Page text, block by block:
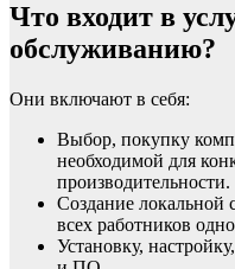
Что входит в
обслуживанию?
Они включают в себя:
Выбор, покупку
необходимой для
производительности.
Создание
всех работников
Установку,